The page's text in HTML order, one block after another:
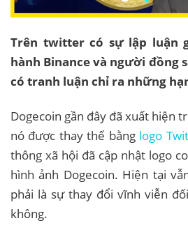
Trên twitter có sự lập luận
hành Binance và người đồng
có tranh luận chỉ ra những
Dogecoin gần đây đã xuất hiện
nó được thay thế bằng logo
thông xã hội đã cập nhật logo
hình ảnh Dogecoin. Hiện tại
phải là sự thay đổi vĩnh viễn
không.